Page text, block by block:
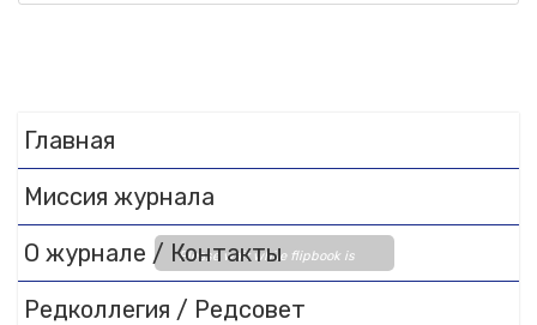
Please wait while flipbook is
loading. For more related info,
FAQs and issues please refer
Главная
Миссия журнала
О журнале / Контакты
Редколлегия / Редсовет